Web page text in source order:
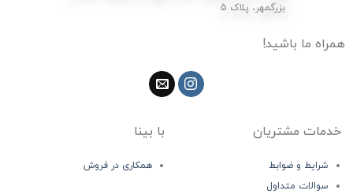
بزرگمهر، پلاک 5
همراه ما باشید!
خدمات مشتریان
شرایط و ضوابط
سوالات متداول
با بینا
همکاری در فروش